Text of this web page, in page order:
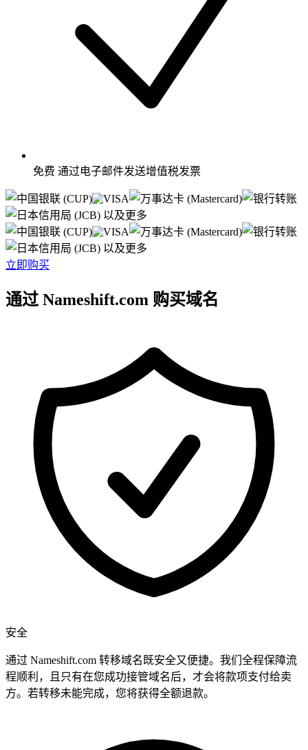
免费 通过电子邮件发送增值税发票
以及更多
以及更多
立即购买
通过 Nameshift.com 购买域名
安全
通过 Nameshift.com 转移域名既安全又便捷。我们全程保障流
程顺利，且只有在您成功接管域名后，才会将款项支付给卖
方。若转移未能完成，您将获得全额退款。